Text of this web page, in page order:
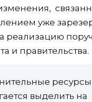
уже
реализацию
и правительства.
ресурсы
выделить на